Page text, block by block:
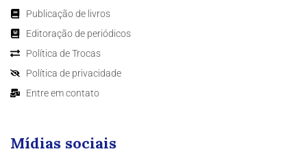
Publicação de livros
Editoração de periódicos
Política de Trocas
Política de privacidade
Entre em contato
Mídias sociais